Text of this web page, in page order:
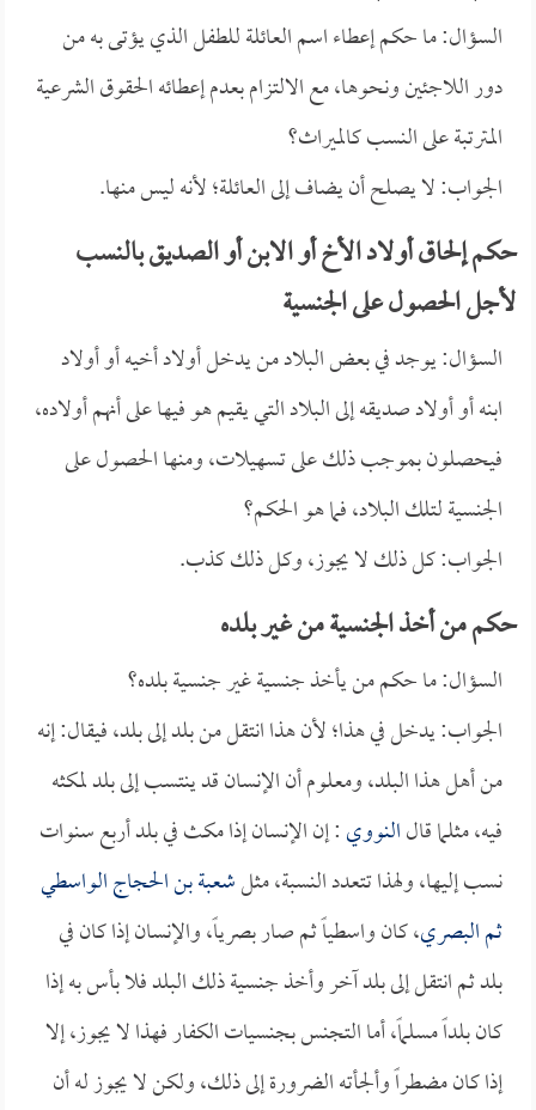
السؤال: ما حكم إعطاء اسم العائلة للطفل الذي يؤتى به من
دور اللاجئين ونحوها، مع الالتزام بعدم إعطائه الحقوق الشرعية
المترتبة على النسب كالميراث؟
الجواب: لا يصلح أن يضاف إلى العائلة؛ لأنه ليس منها.
حكم إلحاق أولاد الأخ أو الابن أو الصديق بالنسب
لأجل الحصول على الجنسية
السؤال: يوجد في بعض البلاد من يدخل أولاد أخيه أو أولاد
ابنه أو أولاد صديقه إلى البلاد التي يقيم هو فيها على أنهم أولاده،
فيحصلون بموجب ذلك على تسهيلات، ومنها الحصول على
الجنسية لتلك البلاد، فما هو الحكم؟
الجواب: كل ذلك لا يجوز، وكل ذلك كذب.
حكم من أخذ الجنسية من غير بلده
السؤال: ما حكم من يأخذ جنسية غير جنسية بلده؟
الجواب: يدخل في هذا؛ لأن هذا انتقل من بلد إلى بلد، فيقال: إنه
من أهل هذا البلد، ومعلوم أن الإنسان قد ينتسب إلى بلد لمكثه
فيه، مثلما قالالنووي: إن الإنسان إذا مكث في بلد أربع سنوات
نسب إليها، ولهذا تتعدد النسبة، مثلشعبة بن الحجاج الواسطي
ثم البصري، كان واسطياً ثم صار بصرياً، والإنسان إذا كان في
بلد ثم انتقل إلى بلد آخر وأخذ جنسية ذلك البلد فلا بأس به إذا
كان بلداً مسلماً، أما التجنس بجنسيات الكفار فهذا لا يجوز، إلا
إذا كان مضطراً وألجأته الضرورة إلى ذلك، ولكن لا يجوز له أن